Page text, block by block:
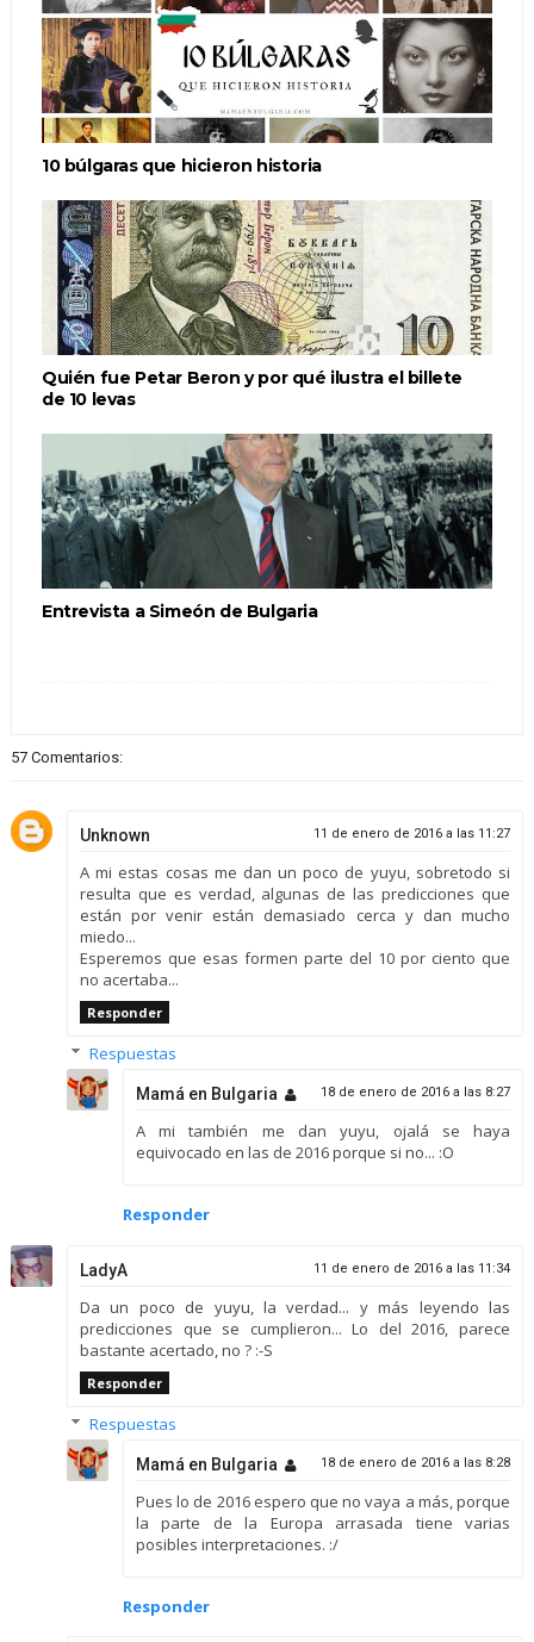
10 búlgaras que hicieron historia
Quién fue Petar Beron y por qué ilustra el billete
de 10 levas
Entrevista a Simeón de Bulgaria
57 Comentarios:
Unknown 11 de enero de 2016 a las 11:27
A mi estas cosas me dan un poco de yuyu, sobretodo si
resulta que es verdad, algunas de las predicciones que
están por venir están demasiado cerca y dan mucho
miedo...
Esperemos que esas formen parte del 10 por ciento que
no acertaba...
Responder
Respuestas
Mamá en Bulgaria 18 de enero de 2016 a las 8:27
A mi también me dan yuyu, ojalá se haya
equivocado en las de 2016 porque si no... :O
Responder
LadyA 11 de enero de 2016 a las 11:34
Da un poco de yuyu, la verdad... y más leyendo las
predicciones que se cumplieron... Lo del 2016, parece
bastante acertado, no ? :-S
Responder
Respuestas
Mamá en Bulgaria 18 de enero de 2016 a las 8:28
Pues lo de 2016 espero que no vaya a más, porque
la parte de la Europa arrasada tiene varias
posibles interpretaciones. :/
Responder